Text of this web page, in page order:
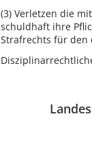
(3) Verletzen die
schuldhaft ihre
Strafrechts für den